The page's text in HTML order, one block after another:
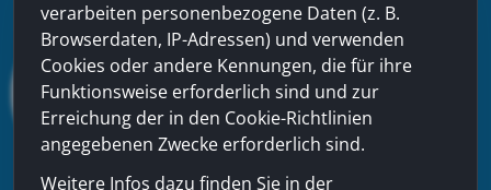
verarbeiten personenbezogene Daten (z. B.
Browserdaten, IP-Adressen) und verwenden
Cookies oder andere Kennungen, die für ihre
Funktionsweise erforderlich sind und zur
Erreichung der in den Cookie-Richtlinien
angegebenen Zwecke erforderlich sind.
Weitere Infos dazu finden Sie in der